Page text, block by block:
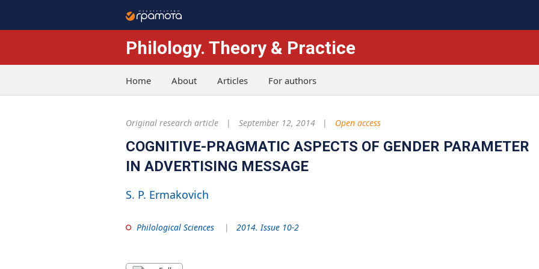
Philology. Theory & Practice
Home About Articles For authors
Original research article September 12, 2014 Open access
COGNITIVE-PRAGMATIC ASPECTS OF GENDER PARAMETER
IN ADVERTISING MESSAGE
S. P. Ermakovich
Philological Sciences 2014. Issue 10-2